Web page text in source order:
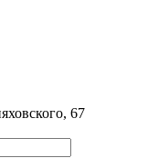
67